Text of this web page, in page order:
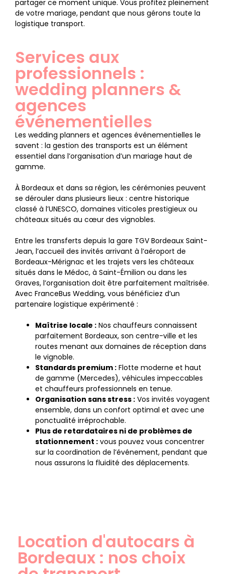
partager ce moment unique. Vous profitez pleinement
de votre mariage, pendant que nous gérons toute la
logistique transport.
Services aux
professionnels :
wedding planners &
agences
événementielles
Les wedding planners et agences événementielles le
savent : la gestion des transports est un élément
essentiel dans l’organisation d’un mariage haut de
gamme.
À Bordeaux et dans sa région, les cérémonies peuvent
se dérouler dans plusieurs lieux : centre historique
classé à l’UNESCO, domaines viticoles prestigieux ou
châteaux situés au cœur des vignobles.
Entre les transferts depuis la gare TGV Bordeaux Saint-
Jean, l’accueil des invités arrivant à l’aéroport de
Bordeaux-Mérignac et les trajets vers les châteaux
situés dans le Médoc, à Saint-Émilion ou dans les
Graves, l’organisation doit être parfaitement maîtrisée.
Avec FranceBus Wedding, vous bénéficiez d’un
partenaire logistique expérimenté :
Maîtrise locale : Nos chauffeurs connaissent
parfaitement Bordeaux, son centre-ville et les
routes menant aux domaines de réception dans
le vignoble.
Standards premium : Flotte moderne et haut
de gamme (Mercedes), véhicules impeccables
et chauffeurs professionnels en tenue.
Organisation sans stress : Vos invités voyagent
ensemble, dans un confort optimal et avec une
ponctualité irréprochable.
Plus de retardataires ni de problèmes de
stationnement : vous pouvez vous concentrer
sur la coordination de l’événement, pendant que
nous assurons la fluidité des déplacements.
Location d'autocars à
Bordeaux : nos choix